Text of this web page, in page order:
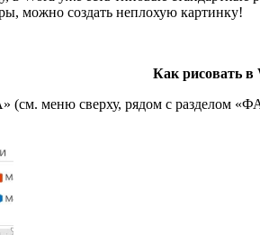
можно создать неплохую картинку!
Как рисовать в
(см. меню сверху, рядом с разделом